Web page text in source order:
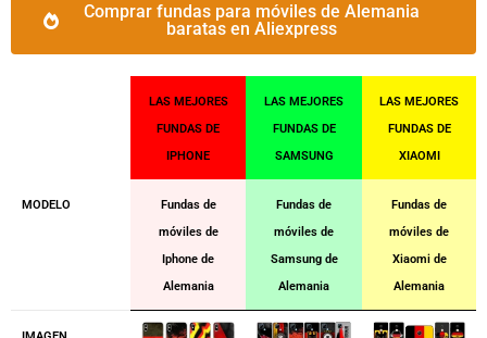
Comprar fundas para móviles de Alemania
baratas en Aliexpress
LAS MEJORES
FUNDAS DE
IPHONE
LAS MEJORES
FUNDAS DE
SAMSUNG
LAS MEJORES
FUNDAS DE
XIAOMI
MODELO
Fundas de
móviles de
Iphone de
Alemania
Fundas de
móviles de
Samsung de
Alemania
Fundas de
móviles de
Xiaomi de
Alemania